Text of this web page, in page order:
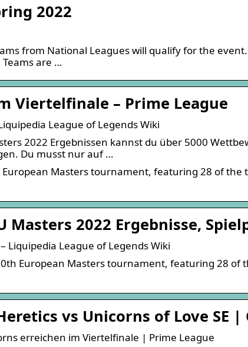
2022
from National Leagues will qualify for the event.
are …
Viertelfinale – Prime League
League of Legends Wiki
2022 Ergebnissen kannst du über 5000
Du musst nur auf …
European Masters tournament, featuring 28 of the
Masters 2022 Ergebnisse,
Liquipedia League of Legends Wiki
European Masters tournament, featuring 28 of
vs Unicorns of Love SE |
erreichen im Viertelfinale | Prime League